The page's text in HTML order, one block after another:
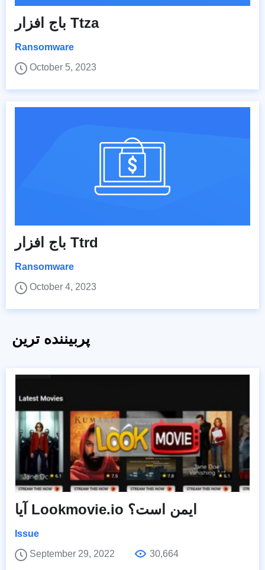
باج افزار Ttza
Ransomware
October 5, 2023
باج افزار Ttrd
Ransomware
October 4, 2023
پربیننده ترین
آیا Lookmovie.io ایمن است؟
Issue
September 29, 2022
30,664